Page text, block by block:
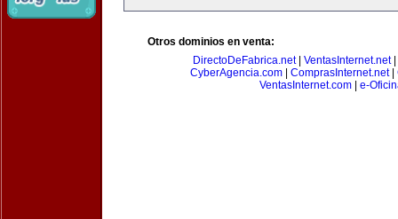
Otros dominios en venta:
DirectoDeFabrica.net| VentasInternet.net|
CyberAgencia.com| ComprasInternet.net|
VentasInternet.com
e-